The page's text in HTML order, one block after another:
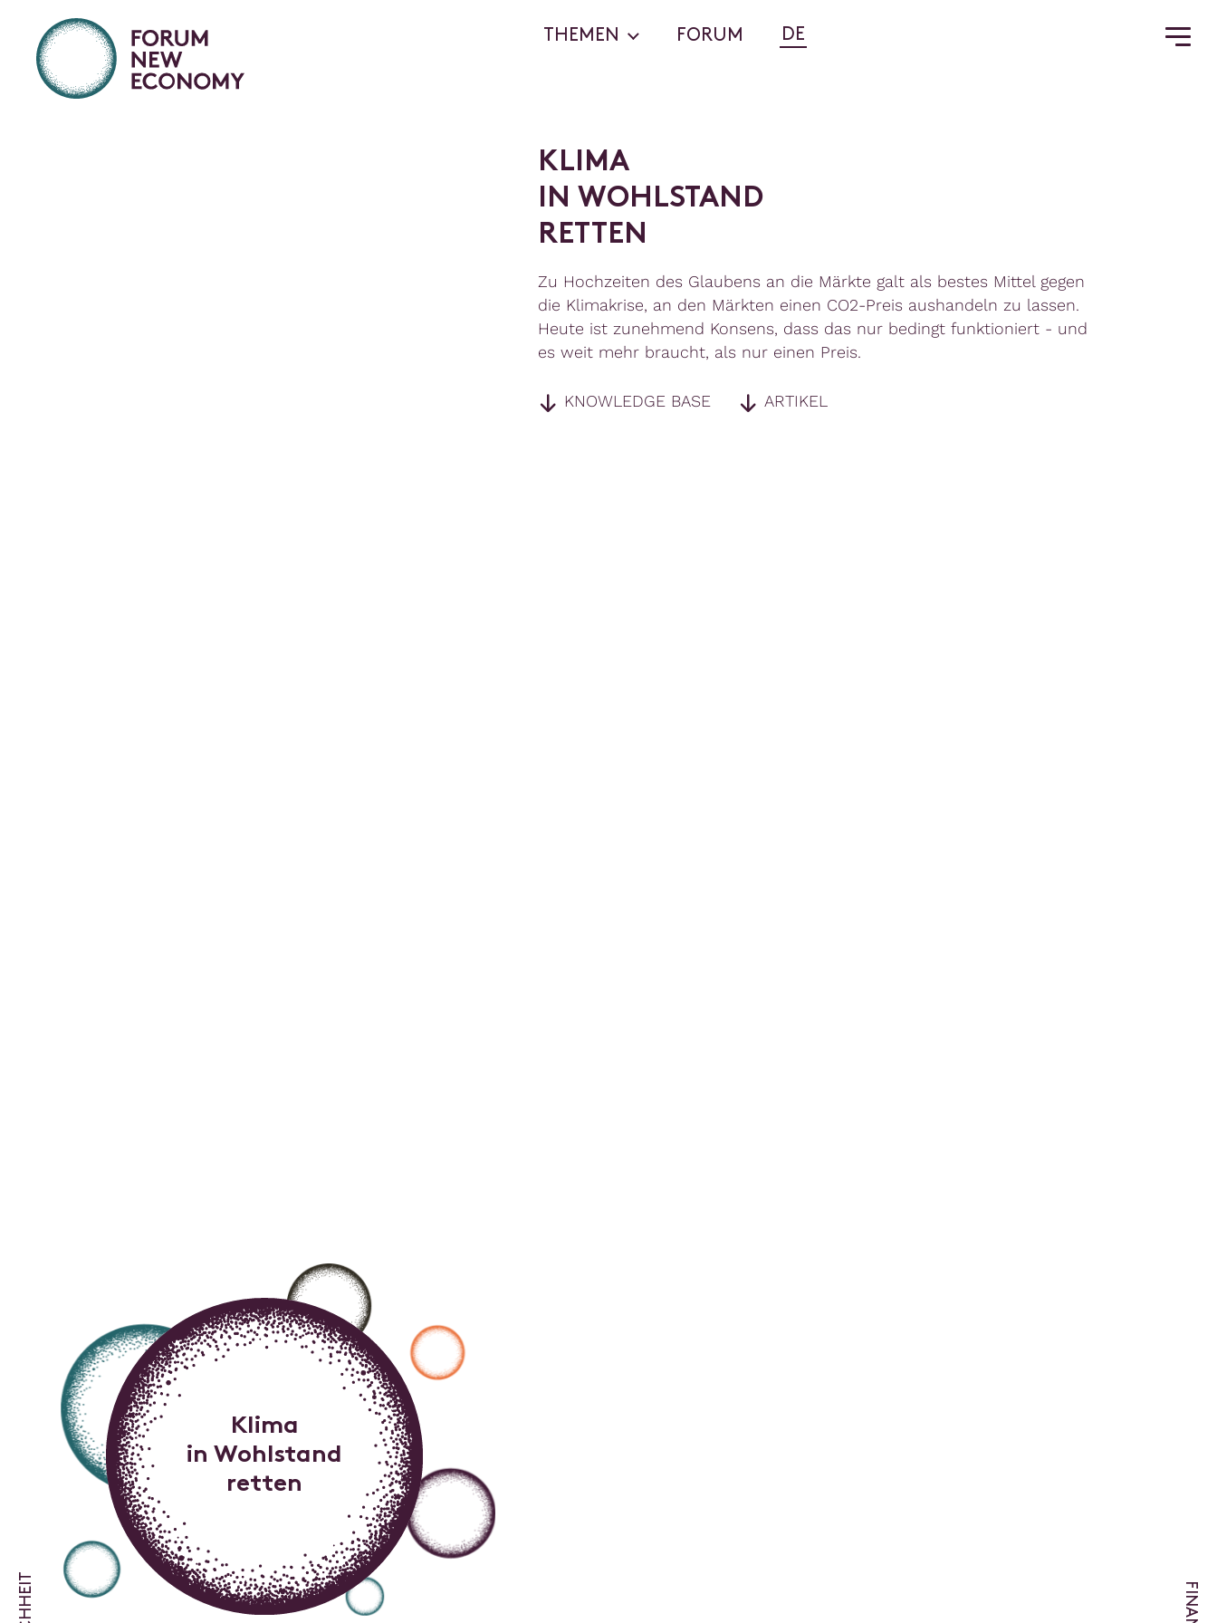
THEMEN FORUM DE
Klima
in Wohlstand
retten
KLIMA
IN WOHLSTAND
RETTEN
Zu Hochzeiten des Glaubens an die Märkte galt als bestes Mittel gegen
die Klimakrise, an den Märkten einen CO2-Preis aushandeln zu lassen.
Heute ist zunehmend Konsens, dass das nur bedingt funktioniert - und
es weit mehr braucht, als nur einen Preis.
KNOWLEDGE BASE ARTIKEL